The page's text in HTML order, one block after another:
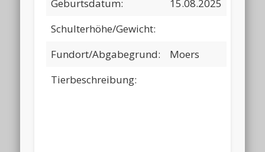
Geburtsdatum:
15.08.2025
Schulterhöhe/Gewicht:
Fundort/Abgabegrund:
Moers
Tierbeschreibung: